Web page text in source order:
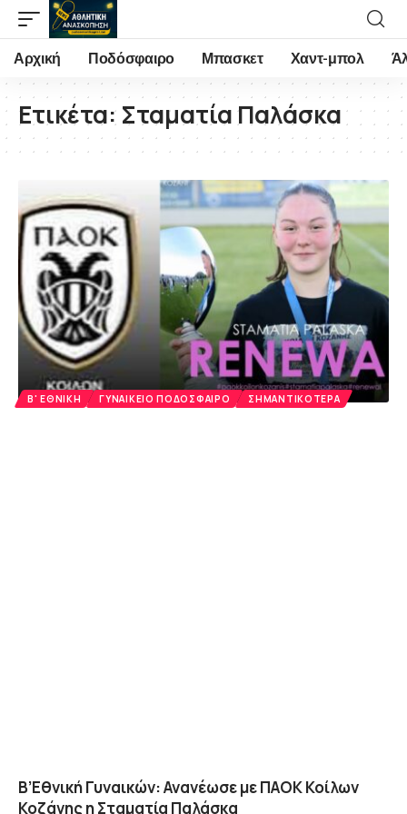
Αρχική Ποδόσφαιρο Μπασκετ Χαντ-μπολ
Ετικέτα:Σταματία Παλάσκα
Β' ΕΘΝΙΚΉ ΓΥΝΑΙΚΕΊΟ ΠΟΔΌΣΦΑΙΡΟ ΣΗΜΑΝΤΙΚΌΤΕΡΑ
Β’Εθνική Γυναικών: Ανανέωσε με ΠΑΟΚ Κοίλων
Κοζάνης η Σταματία Παλάσκα